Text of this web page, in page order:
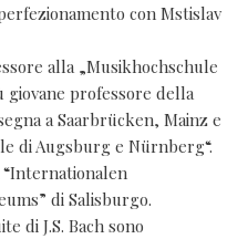
con Mstislav
alla „Musikhochschule
giovane professore della
a Saarbrücken, Mainz e
di Augsburg e Nürnberg“.
“Internationalen
di Salisburgo.
di J.S. Bach sono